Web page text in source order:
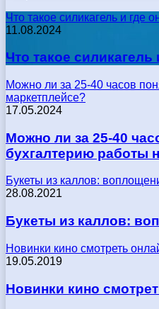
Что такое силикагель и где
11.08.2024
Что такое силикагель
Можно ли за 25-40 часов
маркетплейсе?
17.05.2024
Можно ли за 25-40
бухгалтерию работы
Букеты из каллов:
28.08.2021
Букеты из каллов:
Новинки кино смотреть
19.05.2019
Новинки кино